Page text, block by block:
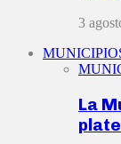
3
La